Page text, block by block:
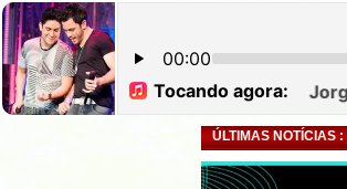
ÚLTIMAS NOTÍCIAS :